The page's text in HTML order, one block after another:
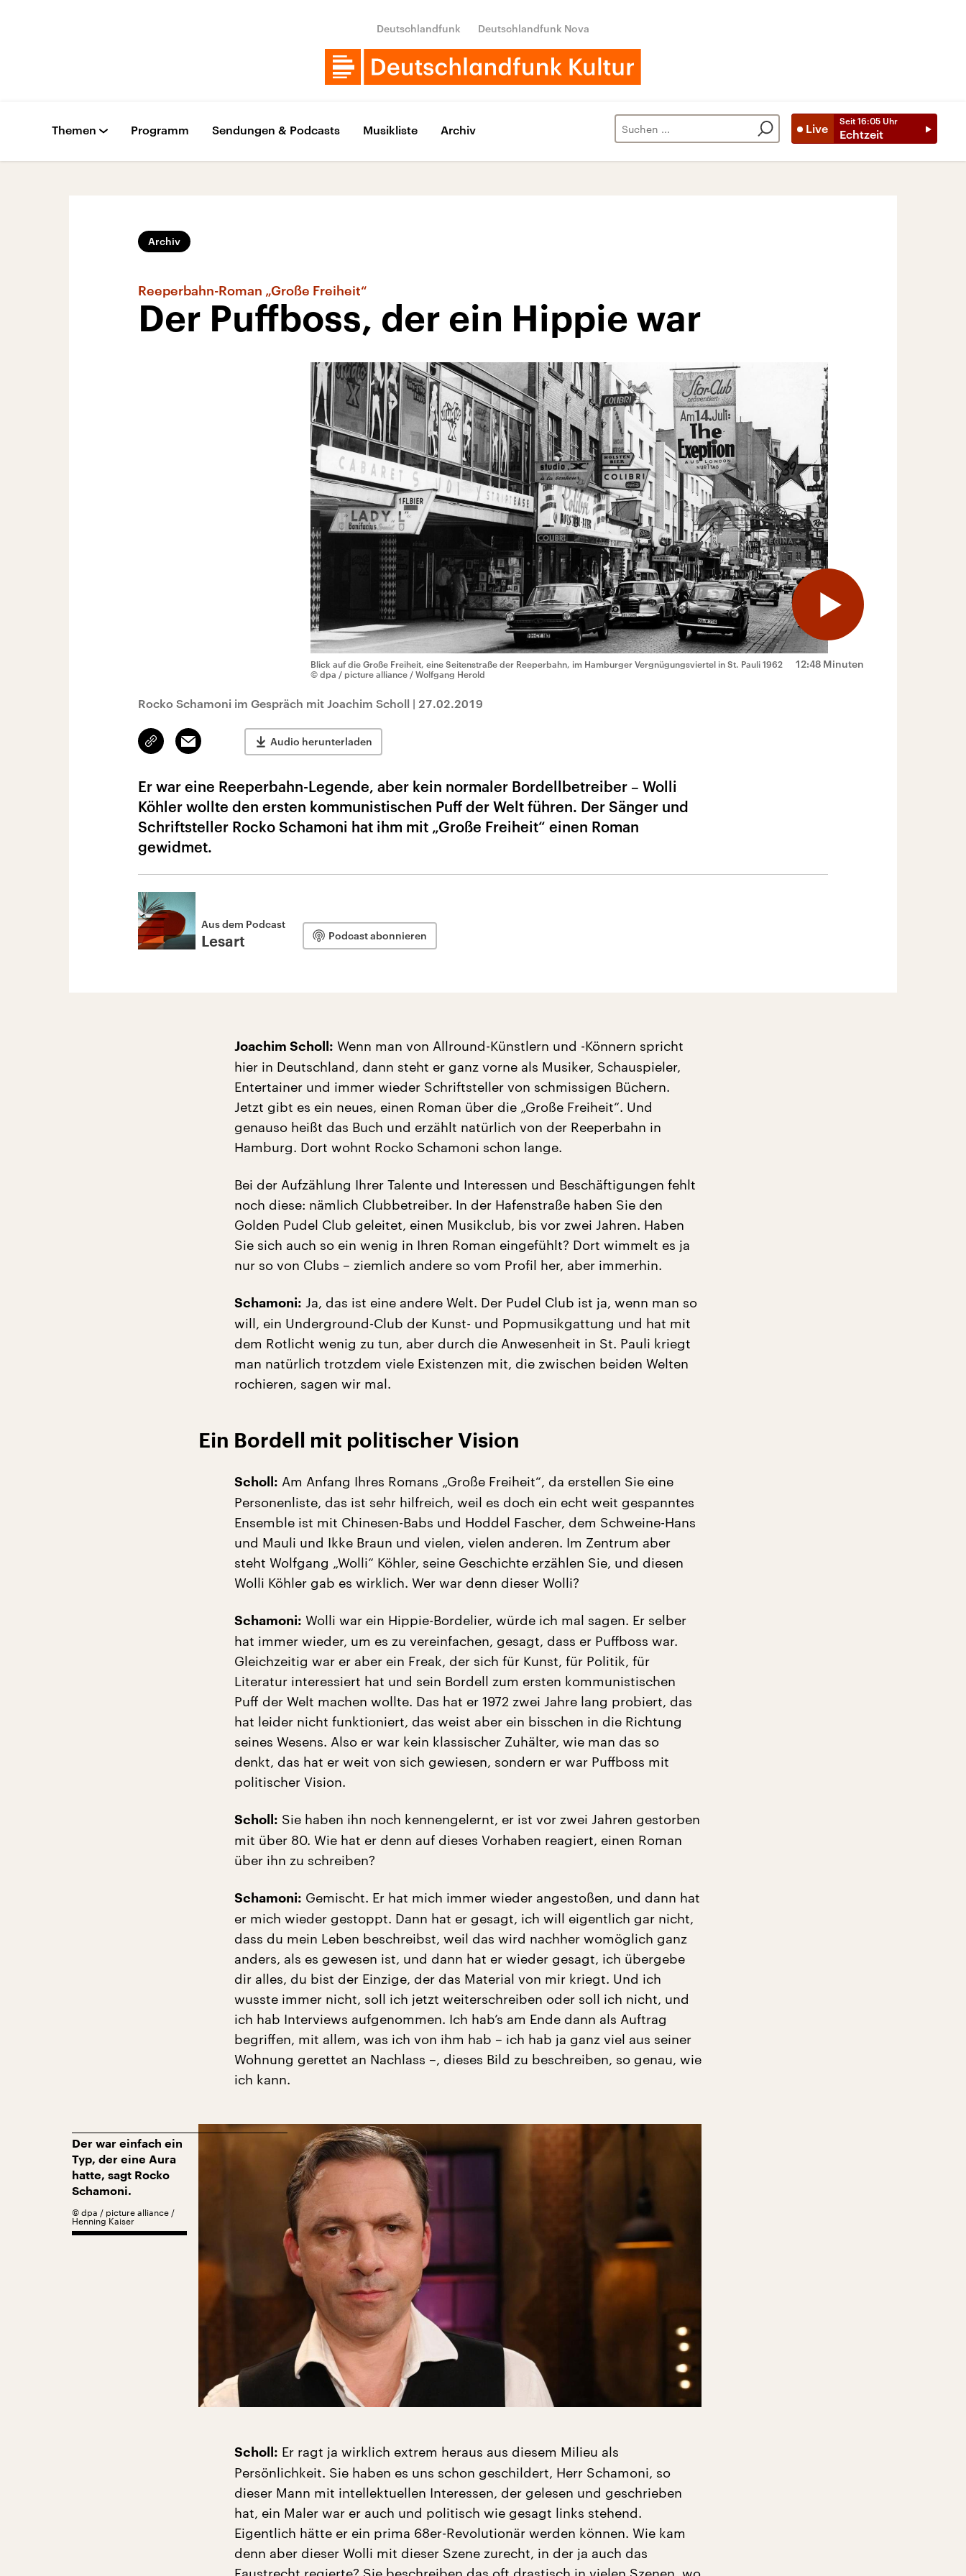
Deutschlandfunk Deutschlandfunk Nova
Live
Seit 16:05 Uhr
Echtzeit
Themen Programm Sendungen & Podcasts Musikliste Archiv
Archiv
Reeperbahn-Roman „Große Freiheit“
Der Puffboss, der ein Hippie war
12:48 Minuten
Blick auf die Große Freiheit, eine Seitenstraße der Reeperbahn, im Hamburger Vergnügungsviertel in St. Pauli 1962
© dpa / picture alliance / Wolfgang Herold
Rocko Schamoni im Gespräch mit Joachim Scholl | 27.02.2019
Link
kopieren/teilen
Email Audio herunterladen
Er war eine Reeperbahn-Legende, aber kein normaler Bordellbetreiber – Wolli
Köhler wollte den ersten kommunistischen Puff der Welt führen. Der Sänger und
Schriftsteller Rocko Schamoni hat ihm mit „Große Freiheit“ einen Roman
gewidmet.
Aus dem Podcast
Lesart Podcast abonnieren
Joachim Scholl: Wenn man von Allround-Künstlern und -Könnern spricht
hier in Deutschland, dann steht er ganz vorne als Musiker, Schauspieler,
Entertainer und immer wieder Schriftsteller von schmissigen Büchern.
Jetzt gibt es ein neues, einen Roman über die „Große Freiheit“. Und
genauso heißt das Buch und erzählt natürlich von der Reeperbahn in
Hamburg. Dort wohnt Rocko Schamoni schon lange.
Bei der Aufzählung Ihrer Talente und Interessen und Beschäftigungen fehlt
noch diese: nämlich Clubbetreiber. In der Hafenstraße haben Sie den
Golden Pudel Club geleitet, einen Musikclub, bis vor zwei Jahren. Haben
Sie sich auch so ein wenig in Ihren Roman eingefühlt? Dort wimmelt es ja
nur so von Clubs – ziemlich andere so vom Profil her, aber immerhin.
Schamoni: Ja, das ist eine andere Welt. Der Pudel Club ist ja, wenn man so
will, ein Underground-Club der Kunst- und Popmusikgattung und hat mit
dem Rotlicht wenig zu tun, aber durch die Anwesenheit in St. Pauli kriegt
man natürlich trotzdem viele Existenzen mit, die zwischen beiden Welten
rochieren, sagen wir mal.
Ein Bordell mit politischer Vision
Scholl: Am Anfang Ihres Romans „Große Freiheit“, da erstellen Sie eine
Personenliste, das ist sehr hilfreich, weil es doch ein echt weit gespanntes
Ensemble ist mit Chinesen-Babs und Hoddel Fascher, dem Schweine-Hans
und Mauli und Ikke Braun und vielen, vielen anderen. Im Zentrum aber
steht Wolfgang „Wolli“ Köhler, seine Geschichte erzählen Sie, und diesen
Wolli Köhler gab es wirklich. Wer war denn dieser Wolli?
Schamoni: Wolli war ein Hippie-Bordelier, würde ich mal sagen. Er selber
hat immer wieder, um es zu vereinfachen, gesagt, dass er Puffboss war.
Gleichzeitig war er aber ein Freak, der sich für Kunst, für Politik, für
Literatur interessiert hat und sein Bordell zum ersten kommunistischen
Puff der Welt machen wollte. Das hat er 1972 zwei Jahre lang probiert, das
hat leider nicht funktioniert, das weist aber ein bisschen in die Richtung
seines Wesens. Also er war kein klassischer Zuhälter, wie man das so
denkt, das hat er weit von sich gewiesen, sondern er war Puffboss mit
politischer Vision.
Scholl: Sie haben ihn noch kennengelernt, er ist vor zwei Jahren gestorben
mit über 80. Wie hat er denn auf dieses Vorhaben reagiert, einen Roman
über ihn zu schreiben?
Schamoni: Gemischt. Er hat mich immer wieder angestoßen, und dann hat
er mich wieder gestoppt. Dann hat er gesagt, ich will eigentlich gar nicht,
dass du mein Leben beschreibst, weil das wird nachher womöglich ganz
anders, als es gewesen ist, und dann hat er wieder gesagt, ich übergebe
dir alles, du bist der Einzige, der das Material von mir kriegt. Und ich
wusste immer nicht, soll ich jetzt weiterschreiben oder soll ich nicht, und
ich hab Interviews aufgenommen. Ich hab’s am Ende dann als Auftrag
begriffen, mit allem, was ich von ihm hab – ich hab ja ganz viel aus seiner
Wohnung gerettet an Nachlass –, dieses Bild zu beschreiben, so genau, wie
ich kann.
Der war einfach ein
Typ, der eine Aura
hatte, sagt Rocko
Schamoni.
© dpa / picture alliance /
Henning Kaiser
Scholl: Er ragt ja wirklich extrem heraus aus diesem Milieu als
Persönlichkeit. Sie haben es uns schon geschildert, Herr Schamoni, so
dieser Mann mit intellektuellen Interessen, der gelesen und geschrieben
hat, ein Maler war er auch und politisch wie gesagt links stehend.
Eigentlich hätte er ein prima 68er-Revolutionär werden können. Wie kam
denn aber dieser Wolli mit dieser Szene zurecht, in der ja auch das